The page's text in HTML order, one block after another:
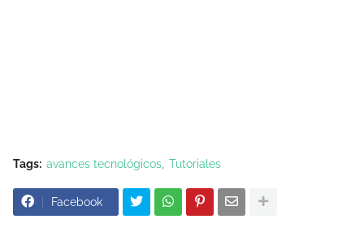
Tags: avances tecnológicos Tutoriales
Facebook